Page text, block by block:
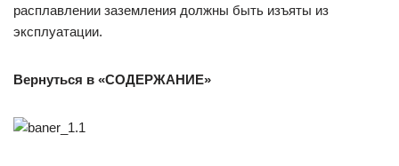
расплавлении заземления должны быть изъяты из
эксплуатации.
Вернуться в «СОДЕРЖАНИЕ»